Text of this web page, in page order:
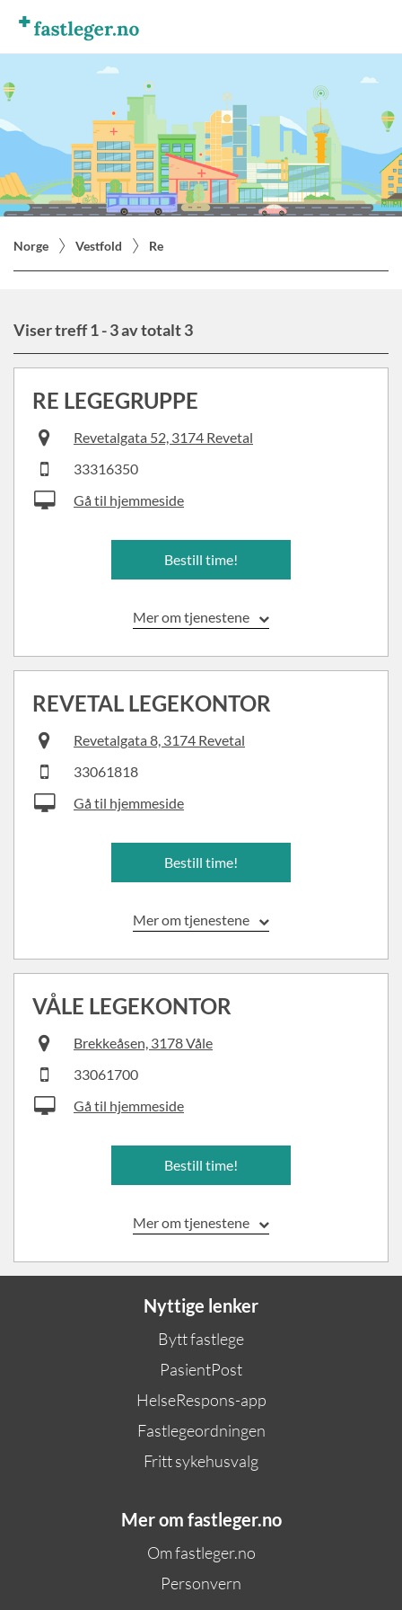
Norge Vestfold Re
Viser treff 1 - 3 av totalt 3
RE LEGEGRUPPE
Revetalgata 52, 3174 Revetal
33316350
Gå til hjemmeside
Bestill time!
Mer om tjenestene
REVETAL LEGEKONTOR
Revetalgata 8, 3174 Revetal
33061818
Gå til hjemmeside
Bestill time!
Mer om tjenestene
VÅLE LEGEKONTOR
Brekkeåsen, 3178 Våle
33061700
Gå til hjemmeside
Bestill time!
Mer om tjenestene
Nyttige lenker
Bytt fastlege
PasientPost
HelseRespons-app
Fastlegeordningen
Fritt sykehusvalg
Mer om fastleger.no
Om fastleger.no
Personvern